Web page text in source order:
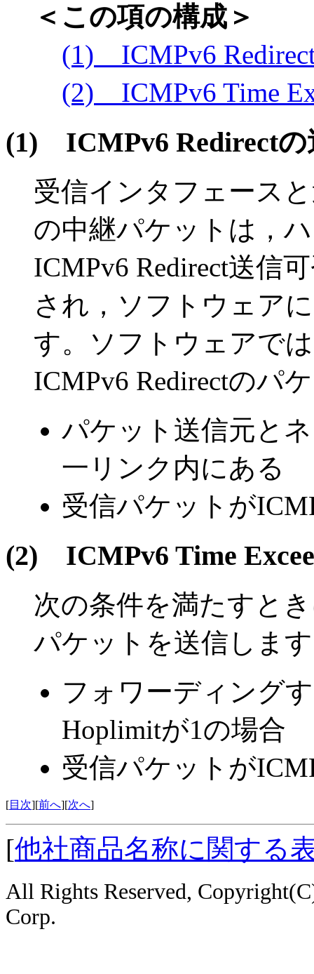
＜この項の構成＞
(1) ICMPv6
(2) ICMPv6 Time
(1) ICMPv6 Redirect
受信インタフェース
の中継パケットは，
ICMPv6 Redirect送信
され，ソフトウェア
す。ソフトウェアで
ICMPv6 Redirectのパ
パケット送信元と
一リンク内にある
受信パケットが
(2) ICMPv6 Time
次の条件を満たすとき
パケットを送信しま
フォワーディング
Hoplimitが1の場合
受信パケットが
[目次][前へ][次へ]
[他社商品名称に関する
All Rights Reserved,
Corp.